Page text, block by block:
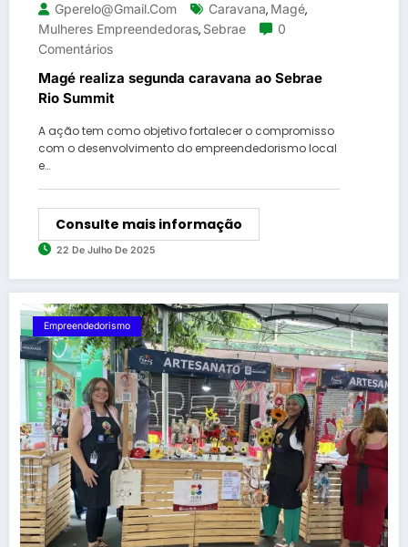
Gperelo@gmail.com Caravana, Magé,
Mulheres Empreendedoras, Sebrae
0
Comentários
Magé realiza segunda caravana ao Sebrae
Rio Summit
A ação tem como objetivo fortalecer o compromisso
com o desenvolvimento do empreendedorismo local
e…
Consulte mais informação
22 De Julho De 2025
Empreendedorismo